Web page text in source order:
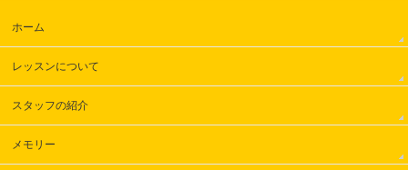
ホーム
レッスンについて
スタッフの紹介
メモリー